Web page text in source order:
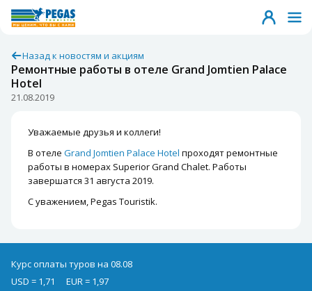
Назад к новостям и акциям
Ремонтные работы в отеле Grand Jomtien Palace
Hotel
21.08.2019
Уважаемые друзья и коллеги!
В отеле Grand Jomtien Palace Hotel проходят ремонтные
работы в номерах Superior Grand Chalet. Работы
завершатся 31 августа 2019.
С уважением, Pegas Touristik.
Курс оплаты туров на 08.08
USD = 1,71
EUR = 1,97